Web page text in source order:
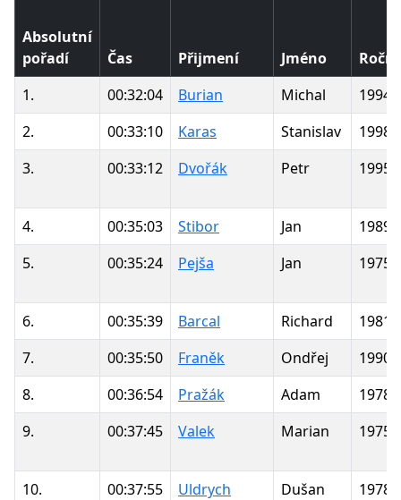
Absolutní
pořadí
Čas Přijmení Jméno
1.
00:32:04 Burian Michal
1994
2.
00:33:10 Karas Stanislav
1998
3.
00:33:12 Dvořák Petr 1995
4. 00:35:03 Stibor Jan
1989
5.
00:35:24 Pejša Jan 1975
6. 00:35:39 Barcal Richard
1981
7.
00:35:50 Franěk Ondřej
1990
8.
00:36:54 Pražák Adam
1978
9.
00:37:45 Valek Marian 1975
10. 00:37:55 Uldrych Dušan
1978